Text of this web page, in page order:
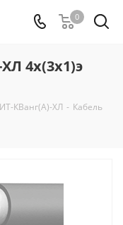
0
4х(3х1)э
КВанг(А)-ХЛ - Кабель